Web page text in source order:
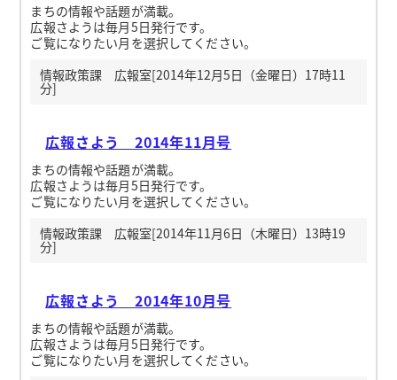
まちの情報や話題が満載。
広報さようは毎月5日発行です。
ご覧になりたい月を選択してください。
情報政策課 広報室[2014年12月5日（金曜日）17時11
分]
広報さよう 2014年11月号
まちの情報や話題が満載。
広報さようは毎月5日発行です。
ご覧になりたい月を選択してください。
情報政策課 広報室[2014年11月6日（木曜日）13時19
分]
広報さよう 2014年10月号
まちの情報や話題が満載。
広報さようは毎月5日発行です。
ご覧になりたい月を選択してください。